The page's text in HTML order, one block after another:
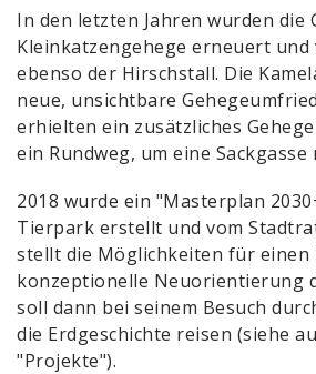
In den letzten Jahren wurden die
Kleinkatzengehege erneuert
ebenso der Hirschstall. Die
neue, unsichtbare
erhielten ein zusätzliches
ein Rundweg, um eine Sackgasse
2018 wurde ein "Masterplan
Tierpark erstellt und vom
stellt die Möglichkeiten für einen
konzeptionelle Neuorientierung
soll dann bei seinem Besuch
die Erdgeschichte reisen (siehe
"Projekte").